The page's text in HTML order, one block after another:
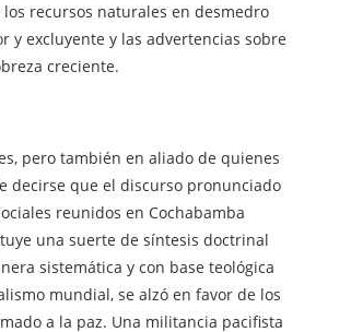
recursos naturales en desmedro
y excluyente y las advertencias sobre
creciente.
pero también en aliado de quienes
decirse que el discurso pronunciado
reunidos en Cochabamba
una suerte de síntesis doctrinal
sistemática y con base teológica
mundial, se alzó en favor de los
a la paz. Una militancia pacifista